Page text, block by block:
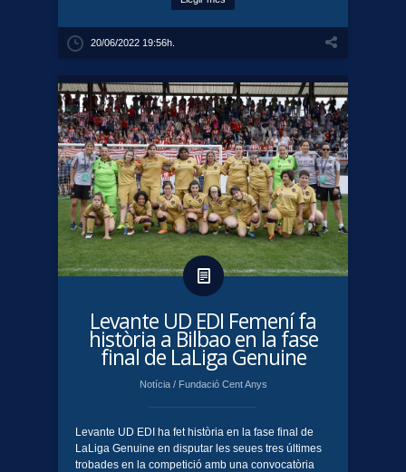
20/06/2022 19:56h.
​Levante UD EDI Femení fa
història a Bilbao en la fase
final de LaLiga Genuine
Notícia / Fundació Cent Anys
Levante UD EDI ha fet història en la fase final de
LaLiga Genuine en disputar les seues tres últimes
trobades en la competició amb una convocatòria